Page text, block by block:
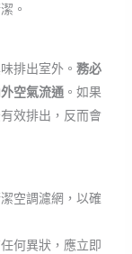
。
排出室外。 務必
空氣流通。如果
效排出，反而會
空調濾網，以確
何異狀，應立即